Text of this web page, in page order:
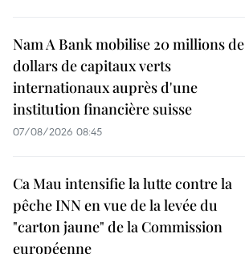
Nam A Bank mobilise 20 millions de
dollars de capitaux verts
internationaux auprès d'une
institution financière suisse
07/08/2026 08:45
Ca Mau intensifie la lutte contre la
pêche INN en vue de la levée du
"carton jaune" de la Commission
européenne